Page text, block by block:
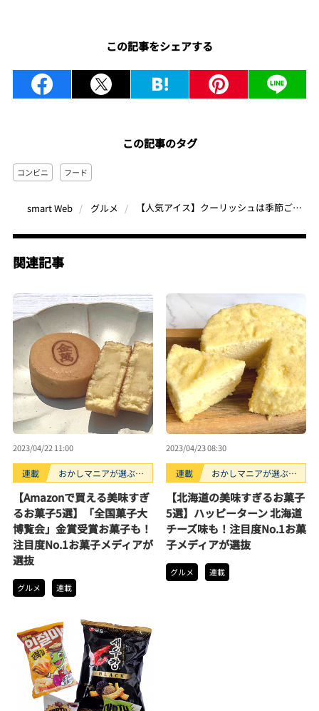
この記事をシェアする
この記事のタグ
コンビニ フード
smart Web グルメ 【人気アイス】クーリッシュは季節ごとに氷の大きさを変えてるって知ってた？今夏の本命「Wマスクメロン」味が6月26日発売
関連記事
2023/04/22 11:00
連載
おかしマニアが選ぶお
【Amazonで買える美味すぎ
るお菓子5選】「全国菓子大
博覧会」金賞受賞お菓子も！
注目度No.1お菓子メディアが
選抜
グルメ 連載
2023/04/23 08:30
連載
おかしマニアが選ぶお
【北海道の美味すぎるお菓子
5選】ハッピーターン 北海道
チーズ味も！注目度No.1お菓
子メディアが選抜
グルメ 連載